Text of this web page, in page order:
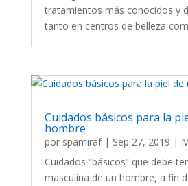
tratamientos más conocidos y
tanto en centros de belleza
Cuidados básicos para la
hombre
por spamiraf| Sep 27, 2019 |
Cuidados “básicos” que debe
masculina de un hombre, a fin